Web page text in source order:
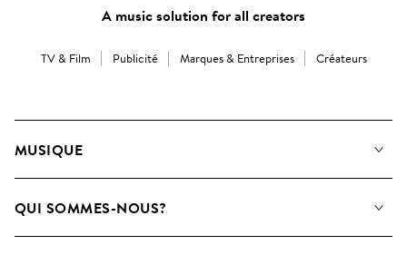
A music solution for all creators
TV & Film Publicité Marques & Entreprises Créateurs
MUSIQUE
Rechercher
QUI SOMMES-NOUS?